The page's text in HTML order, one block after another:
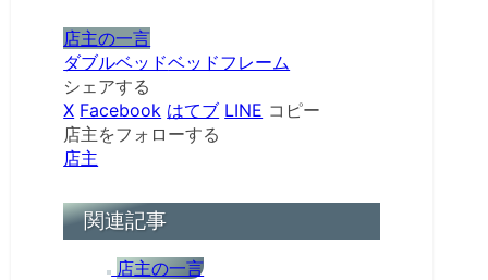
店主の一言
ダブルベッドベッドフレーム
シェアする
X Facebook はてブ LINE コピー
店主をフォローする
店主
関連記事
店主の一言